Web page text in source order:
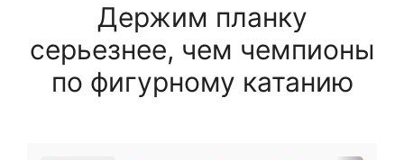
Держим планку
серьезнее, чем чемпионы
по фигурному катанию